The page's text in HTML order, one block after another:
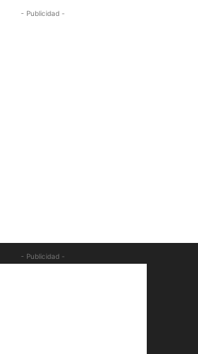
- Publicidad -
- Publicidad -